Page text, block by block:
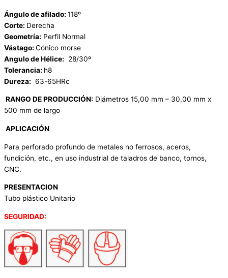
Ángulo de afilado: 118º
Corte: Derecha
Geometría: Perfil Normal
Vástago: Cónico morse
Angulo de Hélice: 28/30º
Tolerancia: h8
Dureza: 63-65HRc
RANGO DE PRODUCCIÓN: Diámetros 15,00 mm – 30,00 mm x
500 mm de largo
APLICACIÓN
Para perforado profundo de metales no ferrosos, aceros,
fundición, etc., en uso industrial de taladros de banco, tornos,
CNC.
PRESENTACION
Tubo plástico Unitario
SEGURIDAD: